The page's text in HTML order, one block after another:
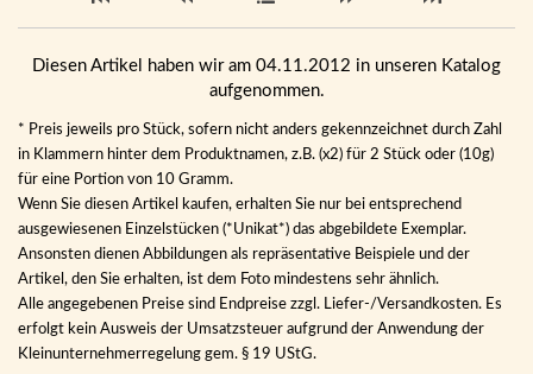
Diesen Artikel haben wir am 04.11.2012 in unseren Katalog
aufgenommen.
* Preis jeweils pro Stück, sofern nicht anders gekennzeichnet durch Zahl
in Klammern hinter dem Produktnamen, z.B. (x2) für 2 Stück oder (10g)
für eine Portion von 10 Gramm.
Wenn Sie diesen Artikel kaufen, erhalten Sie nur bei entsprechend
ausgewiesenen Einzelstücken (*Unikat*) das abgebildete Exemplar.
Ansonsten dienen Abbildungen als repräsentative Beispiele und der
Artikel, den Sie erhalten, ist dem Foto mindestens sehr ähnlich.
Alle angegebenen Preise sind Endpreise zzgl. Liefer-/Versandkosten. Es
erfolgt kein Ausweis der Umsatzsteuer aufgrund der Anwendung der
Kleinunternehmerregelung gem. § 19 UStG.